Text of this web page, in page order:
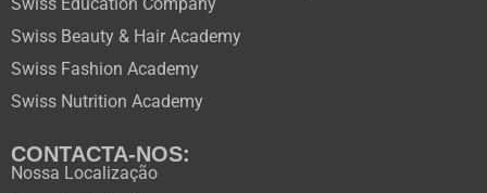
Swiss Beauty & Hair Academy
Swiss Fashion Academy
Swiss Nutrition Academy
CONTACTA-NOS:
Nossa Localização